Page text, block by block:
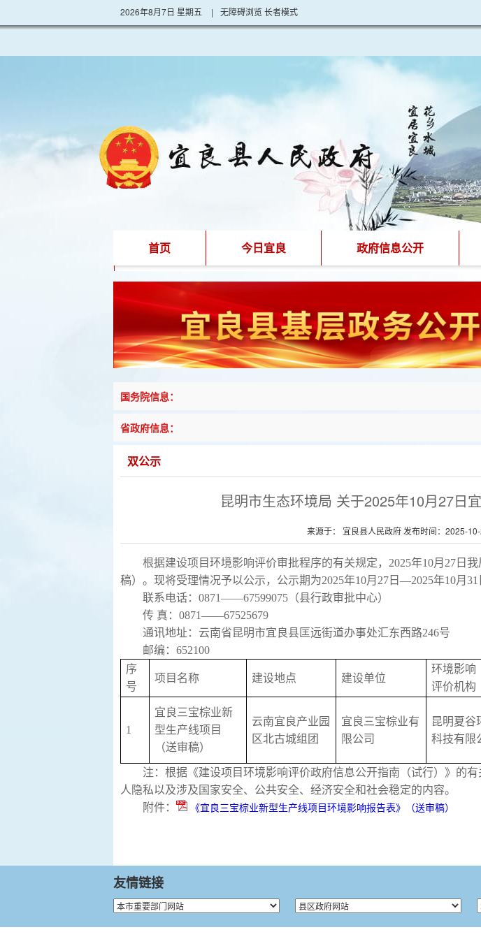
2026年8月7日 星期五 | 无障碍浏览长者模式
首页 今日宜良 政府信息公开
国务院信息：
省政府信息：
双公示
昆明市生态环境局 关于2025年10月27日
来源于： 宜良县人民政府 发布时间：2025-
根据建设项目环境影响评价审批程序的有关规定，2025年10月 27 日
稿） 。现将受理情况予以公示，公示期为2025年10月 27 日 —2025年10月 31
联系电话：0871——67599075（县行政审批中心）
传 真：0871——67525679
通讯地址：云南省昆明市宜良县匡远街道办事处汇东西路246号
邮编：652100
序
号
项目名称 建设地点 建设单位
环境影响
评价机构
1
宜良三宝棕业新
型生产线项目
（送审稿）
云南宜良产业园
区北古城组团
宜良三宝棕业有
限公司
昆明夏谷
科技有限
注：根据《建设项目环境影响评价政府信息公开指南（试行）》的
人隐私以及涉及国家安全、公共安全、经济安全和社会稳定的内容。
附件：
《宜良三宝棕业新型生产线项目环境影响报告表》（送审稿）
友情链接